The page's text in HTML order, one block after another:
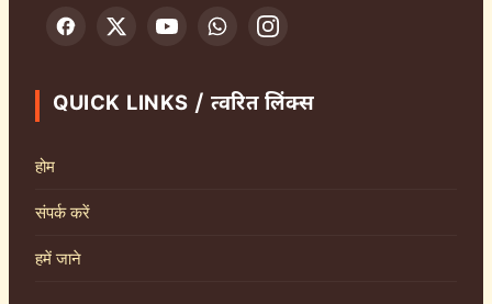
QUICK LINKS / त्वरित लिंक्स
होम
संपर्क करें
हमें जाने